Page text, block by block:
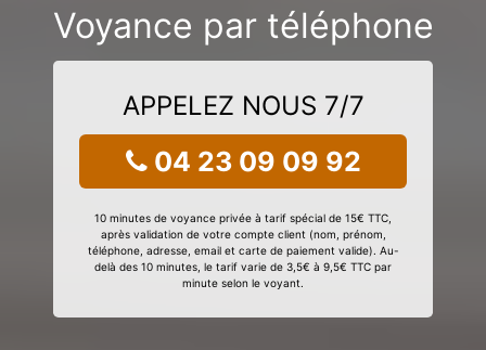
Voyance par téléphone
APPELEZ NOUS 7/7
04 23 09 09 92
10 minutes de voyance privée à tarif spécial de 15€ TTC,
après validation de votre compte client (nom, prénom,
téléphone, adresse, email et carte de paiement valide). Au-
delà des 10 minutes, le tarif varie de 3,5€ à 9,5€ TTC par
minute selon le voyant.